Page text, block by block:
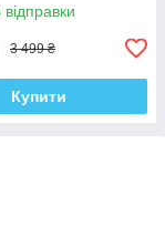
3 499 ₴
Купити